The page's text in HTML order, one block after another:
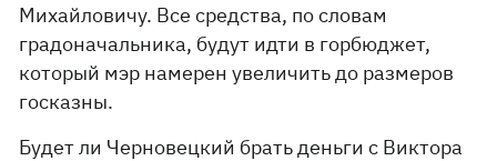
Михайловичу. Все средства, по словам
градоначальника, будут идти в горбюджет,
который мэр намерен увеличить до размеров
госказны.
Будет ли Черновецкий брать деньги с Виктора